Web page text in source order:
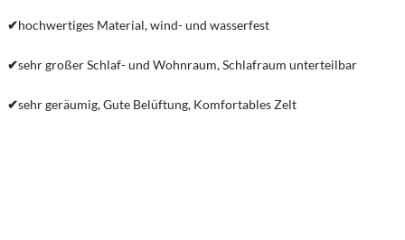
✔hochwertiges Material, wind- und wasserfest
✔sehr großer Schlaf- und Wohnraum, Schlafraum unterteilbar
✔sehr geräumig, Gute Belüftung, Komfortables Zelt